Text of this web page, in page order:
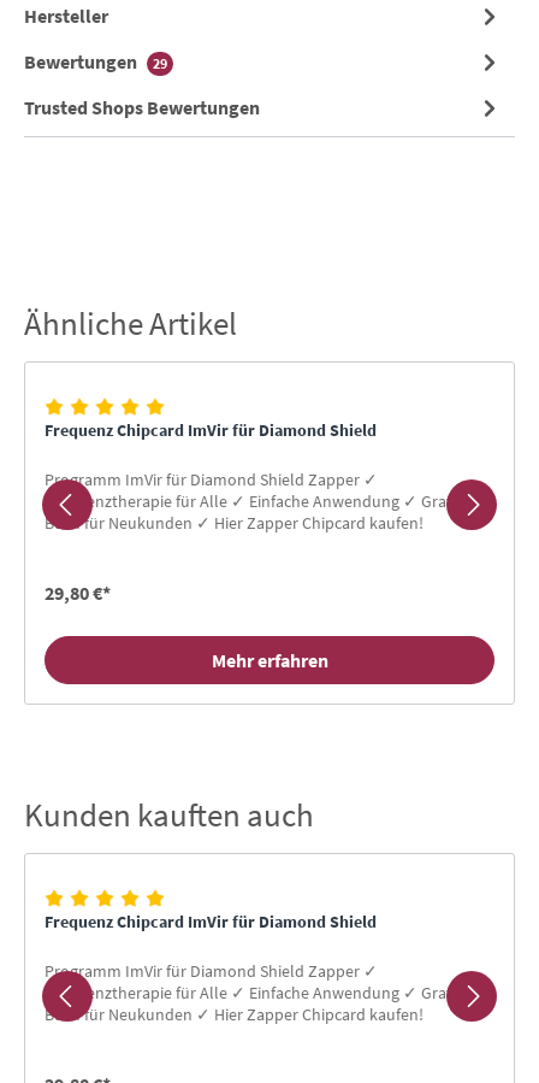
Hersteller
Bewertungen
29
Trusted Shops Bewertungen
Produktgalerie überspringen
Ähnliche Artikel
Frequenz Chipcard ImVir für Diamond Shield
Programm ImVir für Diamond Shield Zapper ✓
Frequenztherapie für Alle ✓ Einfache Anwendung ✓ Gratis-
Buch für Neukunden ✓ Hier Zapper Chipcard kaufen!
29,80 €*
Mehr erfahren
Produktgalerie überspringen
Kunden kauften auch
Frequenz Chipcard ImVir für Diamond Shield
Programm ImVir für Diamond Shield Zapper ✓
Frequenztherapie für Alle ✓ Einfache Anwendung ✓ Gratis-
Buch für Neukunden ✓ Hier Zapper Chipcard kaufen!